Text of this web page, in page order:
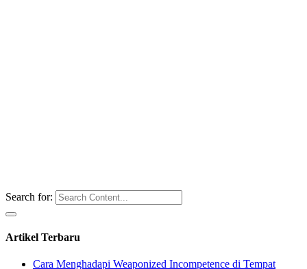
Search for:
Artikel Terbaru
Cara Menghadapi Weaponized Incompetence di Tempat